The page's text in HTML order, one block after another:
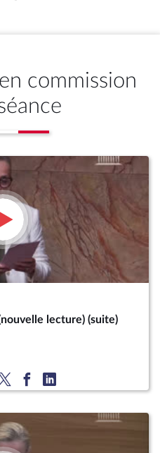
commission
lecture) (suite)